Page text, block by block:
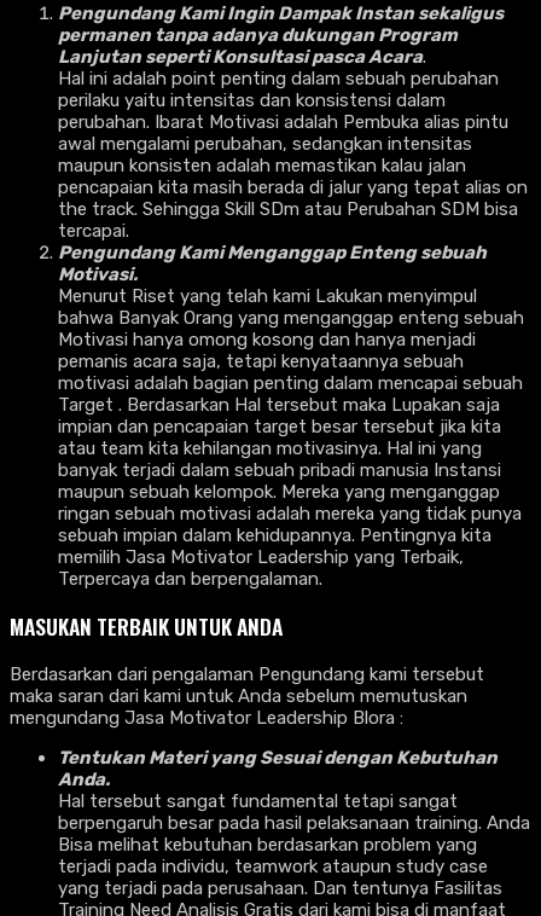
Pengundang Kami Ingin Dampak Instan sekaligus
permanen tanpa adanya dukungan Program
Lanjutan seperti Konsultasi pasca Acara.
Hal ini adalah point penting dalam sebuah perubahan
perilaku yaitu intensitas dan konsistensi dalam
perubahan. Ibarat Motivasi adalah Pembuka alias pintu
awal mengalami perubahan, sedangkan intensitas
maupun konsisten adalah memastikan kalau jalan
pencapaian kita masih berada di jalur yang tepat alias on
the track. Sehingga Skill SDm atau Perubahan SDM bisa
tercapai.
Pengundang Kami Menganggap Enteng sebuah
Motivasi.
Menurut Riset yang telah kami Lakukan menyimpul
bahwa Banyak Orang yang menganggap enteng sebuah
Motivasi hanya omong kosong dan hanya menjadi
pemanis acara saja, tetapi kenyataannya sebuah
motivasi adalah bagian penting dalam mencapai sebuah
Target . Berdasarkan Hal tersebut maka Lupakan saja
impian dan pencapaian target besar tersebut jika kita
atau team kita kehilangan motivasinya. Hal ini yang
banyak terjadi dalam sebuah pribadi manusia Instansi
maupun sebuah kelompok. Mereka yang menganggap
ringan sebuah motivasi adalah mereka yang tidak punya
sebuah impian dalam kehidupannya. Pentingnya kita
memilih Jasa Motivator Leadership yang Terbaik,
Terpercaya dan berpengalaman.
MASUKAN TERBAIK UNTUK ANDA
Berdasarkan dari pengalaman Pengundang kami tersebut
maka saran dari kami untuk Anda sebelum memutuskan
mengundang Jasa Motivator Leadership Blora :
Tentukan Materi yang Sesuai dengan Kebutuhan
Anda.
Hal tersebut sangat fundamental tetapi sangat
berpengaruh besar pada hasil pelaksanaan training. Anda
Bisa melihat kebutuhan berdasarkan problem yang
terjadi pada individu, teamwork ataupun study case
yang terjadi pada perusahaan. Dan tentunya Fasilitas
Training Need Analisis Gratis dari kami bisa di manfaat